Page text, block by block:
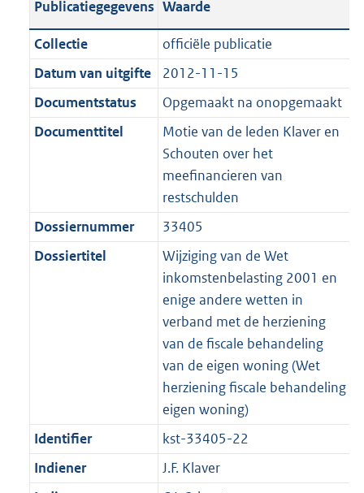
i
e
i
n
f
a
t
3
K
b
t
i
e
i
n
a
a
:
K
b
a
t
i
e
i
m
a
e
3
K
b
c
a
t
i
e
r
m
t
:
1
K
a
n
d
s
g
r
o
o
t
t
:
2
K
b
a
n
d
s
g
o
o
t
e
:
2
K
b
Publicatiegegevens Waarde
Collectie
officiële publicatie
Datum van uitgifte
2012-11-15
Documentstatus
Opgemaakt na onopgemaakt
Documenttitel
Motie van de leden Klaver en
Schouten over het
meefinancieren van
restschulden
Dossiernummer
33405
Dossiertitel
Wijziging van de Wet
inkomstenbelasting 2001 en
enige andere wetten in
verband met de herziening
van de fiscale behandeling
van de eigen woning (Wet
herziening fiscale behandeling
eigen woning)
Identifier
kst-33405-22
Indiener
J.F. Klaver